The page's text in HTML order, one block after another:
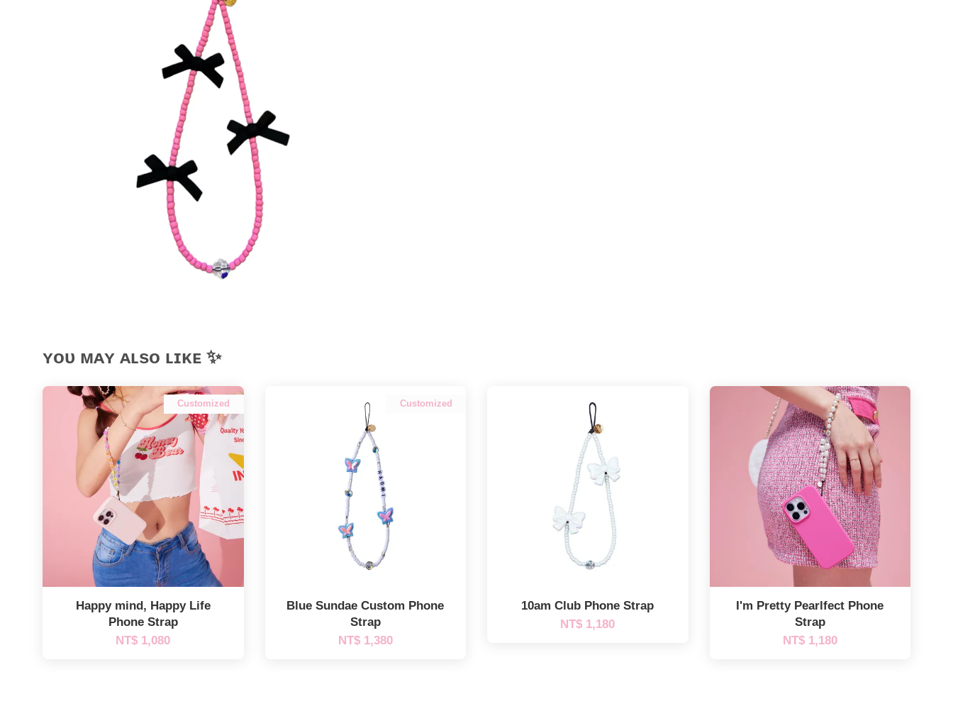
ʏᴏᴜ ᴍᴀʏ ᴀʟsᴏ ʟɪᴋᴇ ✨
Customized
Happy mind, Happy Life
Phone Strap
NT$ 1,080
Customized
Blue Sundae Custom Phone
Strap
NT$ 1,380
10am Club Phone Strap
NT$ 1,180
I'm Pretty Pearlfect Phone
Strap
NT$ 1,180